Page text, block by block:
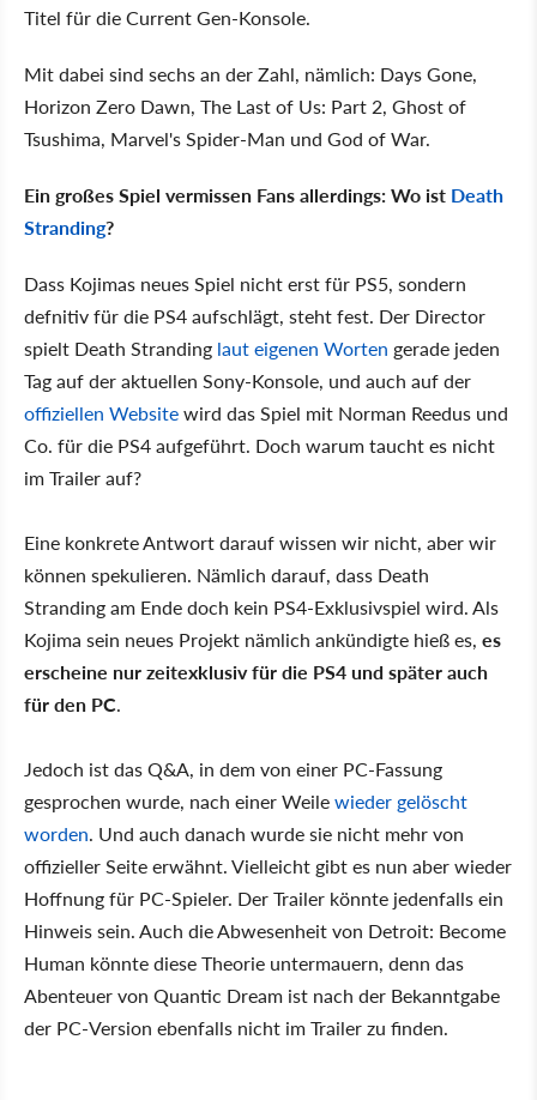
Titel für die Current Gen-Konsole.
Mit dabei sind sechs an der Zahl, nämlich: Days Gone,
Horizon Zero Dawn, The Last of Us: Part 2, Ghost of
Tsushima, Marvel's Spider-Man und God of War.
Ein großes Spiel vermissen Fans allerdings: Wo ist Death
Stranding?
Dass Kojimas neues Spiel nicht erst für PS5, sondern
defnitiv für die PS4 aufschlägt, steht fest. Der Director
spielt Death Stranding laut eigenen Worten gerade jeden
Tag auf der aktuellen Sony-Konsole, und auch auf der
offiziellen Websitewird das Spiel mit Norman Reedus und
Co. für die PS4 aufgeführt. Doch warum taucht es nicht
im Trailer auf?
Eine konkrete Antwort darauf wissen wir nicht, aber wir
können spekulieren. Nämlich darauf, dass Death
Stranding am Ende doch kein PS4-Exklusivspiel wird. Als
Kojima sein neues Projekt nämlich ankündigte hieß es, es
erscheine nur zeitexklusiv für die PS4 und später auch
für den PC.
Jedoch ist das Q&A, in dem von einer PC-Fassung
gesprochen wurde, nach einer Weilewieder gelöscht
worden. Und auch danach wurde sie nicht mehr von
offizieller Seite erwähnt. Vielleicht gibt es nun aber wieder
Hoffnung für PC-Spieler. Der Trailer könnte jedenfalls ein
Hinweis sein. Auch die Abwesenheit von Detroit: Become
Human könnte diese Theorie untermauern, denn das
Abenteuer von Quantic Dream ist nach der Bekanntgabe
der PC-Version ebenfalls nicht im Trailer zu finden.